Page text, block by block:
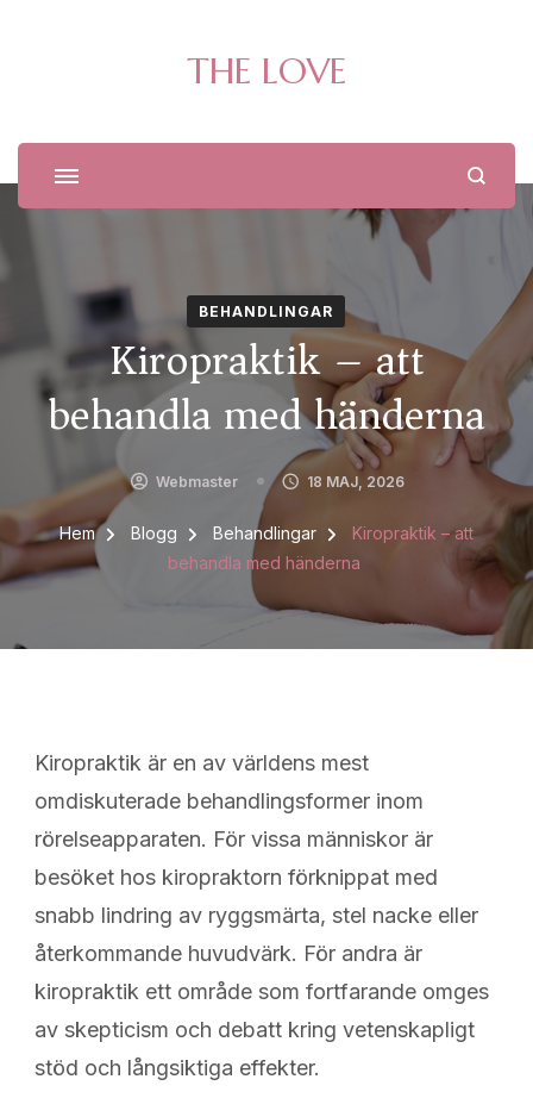
THE LOVE
BEHANDLINGAR
Kiropraktik – att
behandla med händerna
Webmaster 18 MAJ, 2026
Hem Blogg Behandlingar
Kiropraktik – att
behandla med händerna
Kiropraktik är en av världens mest
omdiskuterade behandlingsformer inom
rörelseapparaten. För vissa människor är
besöket hos kiropraktorn förknippat med
snabb lindring av ryggsmärta, stel nacke eller
återkommande huvudvärk. För andra är
kiropraktik ett område som fortfarande omges
av skepticism och debatt kring vetenskapligt
stöd och långsiktiga effekter.